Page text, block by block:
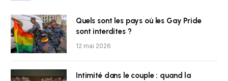
Quels sont les pays où les Gay Pride
sont interdites ?
12 mai 2026
Intimité dans le couple : quand la